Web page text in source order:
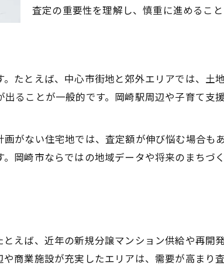
査定結果を活かした売却プランの立案
不動産査定で見落とせない再開発情報
不動産査定で選ぶべき再開発関連の要素
の売却へ導く不動産査定の見極め方
不動産査定の信ぴょう性を見抜くコツ
査定額に迷った時の判断基準を解説
査定の重要性を理解し、慎重に進めるこ
たとえば、中心市街地と郊外エリアでは、土
ることが一般的です。岡崎駅周辺や子育て支
がない住宅地では、査定額が伸び悩む場合も
岡崎市ならではの地域データや将来のまちづ
えば、近年の新規分譲マンション供給や再開
商業施設が充実したエリアは、需要が高まり